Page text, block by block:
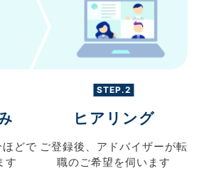
ほどで
す
STEP.2
ヒアリング
ご登録後、 アドバイザーが転
職のご希望を伺います